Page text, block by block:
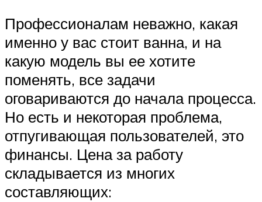
Профессионалам неважно, какая
именно у вас стоит ванна, и на
какую модель вы ее хотите
поменять, все задачи
оговариваются до начала процесса.
Но есть и некоторая проблема,
отпугивающая пользователей, это
финансы. Цена за работу
складывается из многих
составляющих: